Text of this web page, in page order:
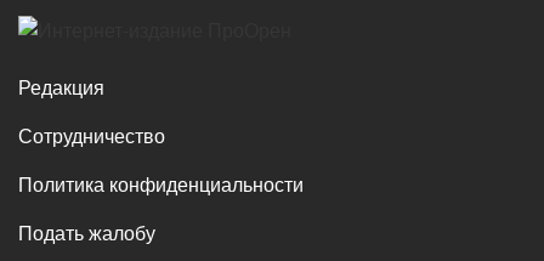
Редакция
Сотрудничество
Политика конфиденциальности
Подать жалобу